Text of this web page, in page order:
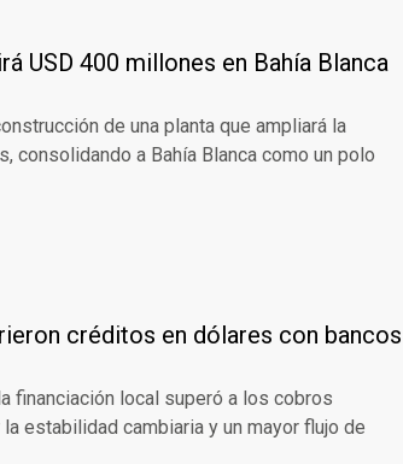
USD 400 millones en Bahía Blanca
de una planta que ampliará la
consolidando a Bahía Blanca como un polo
créditos en dólares con bancos
financiación local superó a los cobros
estabilidad cambiaria y un mayor flujo de